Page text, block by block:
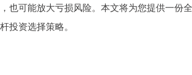
也可能放大亏损风险。本文将为您提供一份
投资选择策略。